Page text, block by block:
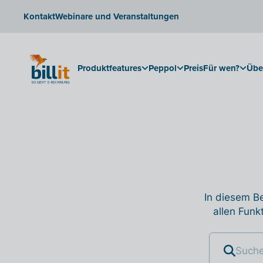
KontaktWebinare und Veranstaltungen
Produktfeatures Peppol PreisFür wen?
In diesem
allen